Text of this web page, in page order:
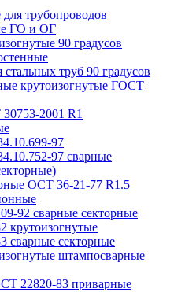
трубопроводов
ГО и ОГ
90 градусов
труб 90 градусов
крутоизогнутые ГОСТ
2001 R1
97
97 сварные
ОСТ 36-21-77 R1.5
92 сварные секторные
крутоизогнутые
сварные секторные
штампосварные
22820-83 приварные